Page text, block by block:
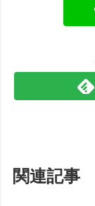
関連記事